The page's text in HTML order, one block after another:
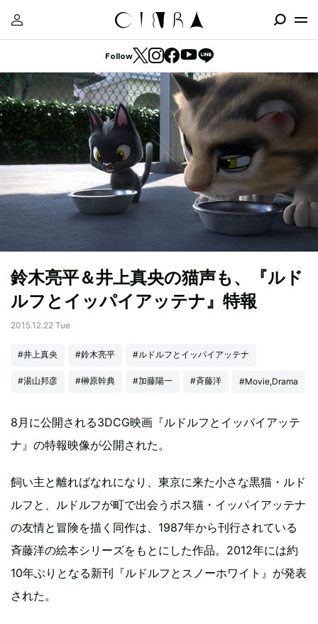
Follow
鈴木亮平＆井上真央の猫声も、『ルド
ルフとイッパイアッテナ』特報
2015.12.22 Tue
#井上真央 #鈴木亮平 #ルドルフとイッパイアッテナ
#湯山邦彦 #榊原幹典 #加藤陽一 #斉藤洋 #Movie,Drama
8月に公開される3DCG映画『ルドルフとイッパイアッテ
ナ』の特報映像が公開された。
飼い主と離ればなれになり、東京に来た小さな黒猫・ルド
ルフと、ルドルフが町で出会うボス猫・イッパイアッテナ
の友情と冒険を描く同作は、1987年から刊行されている
斉藤洋の絵本シリーズをもとにした作品。2012年には約
10年ぶりとなる新刊『ルドルフとスノーホワイト』が発表
された。